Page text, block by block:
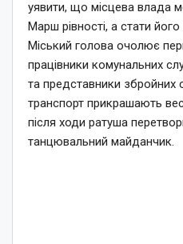
уявити, що місцева влада
Марш рівності, а стати
Міський голова очолює
працівники комунальних
та представники збройних
транспорт прикрашають
після ходи ратуша
танцювальний майданчик.